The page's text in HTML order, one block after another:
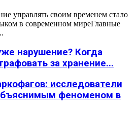
управлять своим временем стало
в современном миреГлавные
нарушение? Когда
за хранение...
исследователи
феноменом в